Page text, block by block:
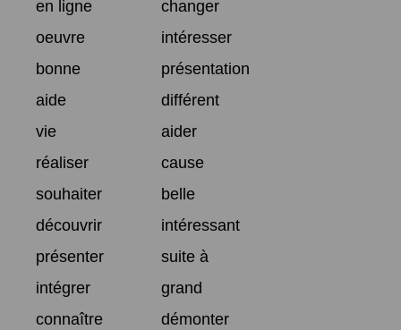
en ligne
changer
oeuvre
intéresser
bonne
présentation
aide
différent
vie
aider
réaliser
cause
souhaiter
belle
découvrir
intéressant
présenter
suite à
intégrer
grand
connaître
démonter